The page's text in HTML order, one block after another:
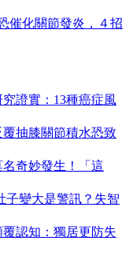
催化關節發炎，４招
證實：13種癌症風
抽膝關節積水恐致
奇妙發生！「這
子變大是警訊？失智
認知：獨居更防失